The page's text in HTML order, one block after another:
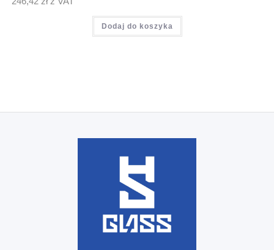
Dodaj do koszyka